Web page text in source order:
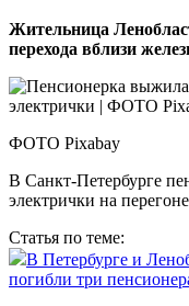
Жительница
перехода вблизи
ФОТО Pixabay
В Санкт-Петербурге
электрички на
Статья по теме:
В Петербурге и
погибли три